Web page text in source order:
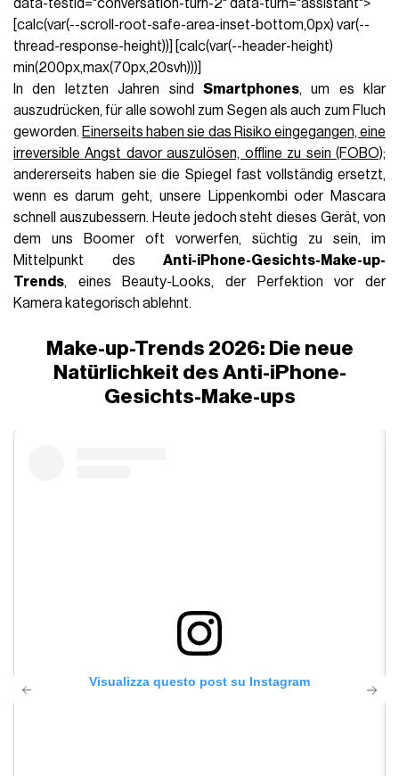
data-testid="conversation-turn-2" data-turn="assistant">
[calc(var(--scroll-root-safe-area-inset-bottom,0px) var(--
thread-response-height))] [calc(var(--header-height)
min(200px,max(70px,20svh)))]
In den letzten Jahren sind Smartphones, um es klar
auszudrücken, für alle sowohl zum Segen als auch zum Fluch
geworden. Einerseits haben sie das Risiko eingegangen, eine
irreversibleAngst davor auszulösen, offline zu sein (FOBO);
andererseits haben sie die Spiegel fast vollständig ersetzt,
wenn es darum geht, unsere Lippenkombi oder Mascara
schnell auszubessern. Heute jedoch steht dieses Gerät, von
dem uns Boomer oft vorwerfen, süchtig zu sein, im
Mittelpunkt des Anti-iPhone-Gesichts-Make-up-
Trends, eines Beauty-Looks, der Perfektion vor der
Kamera kategorisch ablehnt.
Make-up-Trends 2026: Die neue
Natürlichkeit des Anti-iPhone-
Gesichts-Make-ups
Visualizza questo post su Instagram